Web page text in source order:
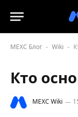
MEXC Блог - Wiki -
Кто
MEXC Wiki